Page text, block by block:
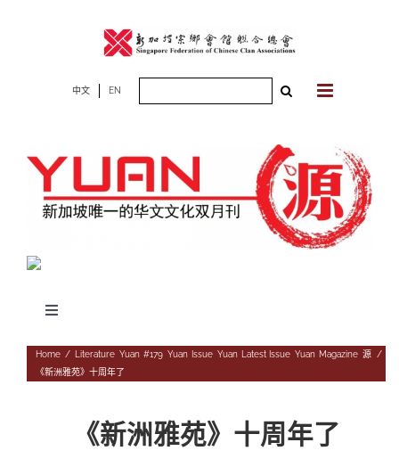
中文 EN
Toggle
专题Home / Literature,Yuan #179,Yuan Issue,Yuan Latest Issue,Yuan Magazine,源
/
《新洲雅苑》十周年了
《新洲雅苑》十周年了